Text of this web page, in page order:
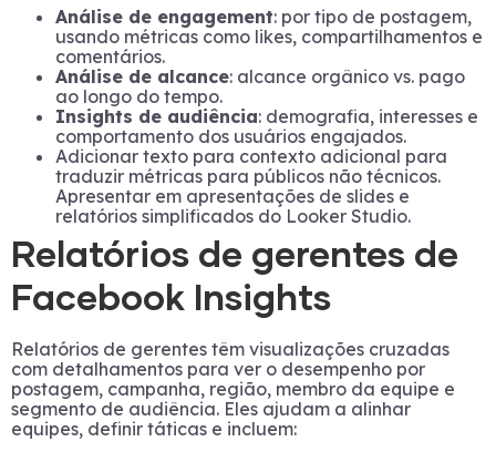
Análise de engagement: por tipo de postagem,
usando métricas como likes, compartilhamentos e
comentários.
Análise de alcance: alcance orgânico vs. pago
ao longo do tempo.
Insights de audiência: demografia, interesses e
comportamento dos usuários engajados.
Adicionar texto para contexto adicional para
traduzir métricas para públicos não técnicos.
Apresentar em apresentações de slides e
relatórios simplificados do Looker Studio.
Relatórios de gerentes de
Facebook Insights
Relatórios de gerentes têm visualizações cruzadas
com detalhamentos para ver o desempenho por
postagem, campanha, região, membro da equipe e
segmento de audiência. Eles ajudam a alinhar
equipes, definir táticas e incluem: